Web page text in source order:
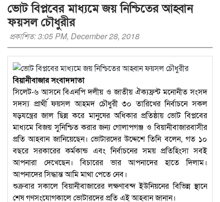
ভোট বিপ্লবের মাধ্যমে জয় নিশ্চিতের আহ্বান
ফয়সল চৌধুরীর
প্রকাশিত: 3:05 PM, December 28, 2018
বিয়ানীবাজার সংবাদদাতা
সিলেট-৬ আসনে বিএনপি দলীয় ও জাতীয় ঐক্যফ্রন্ট মনোনীত সংসদ
সদস্য প্রার্থী ফয়সল আহমদ চৌধুরী ৩০ তারিখের নির্বাচনে সকল
ষড়যন্ত্রের জাল ছিন্ন করে মানুষের অধিকার প্রতিষ্ঠায় ভোট বিপ্লবের
মাধ্যমে বিজয় সুনিশ্চিত করার জন্য গোলাপগঞ্জ ও বিয়ানীবাজারবাসীর
প্রতি আহবান জানিয়েছেন। ভোটারদের উদ্দেশে তিনি বলেন, গত ১০
বছরে সরকারের কর্মকান্ড এবং নির্বাচনের সময় প্রতিহিংসা সবই
আপনারা দেখেছেন। বিচারের ভার আপনাদের হাতে দিলাম।
আপনাদের সিদ্ধান্ত আমি মাথা পেতে নেব।
শুক্রবার সকালে বিয়ানীবাজারের লক্ষণাবন্দ ইউনিয়নের বিভিন্ন স্থানে
শেষ গণসংযোগকালে ভোটারদের প্রতি এই আহবান জানান।